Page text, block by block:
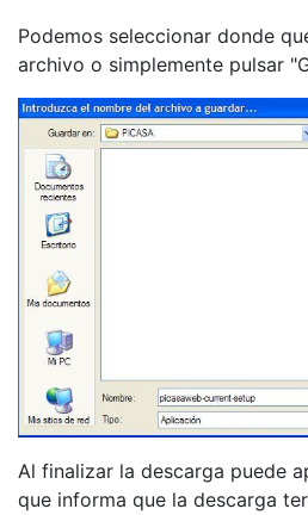
Podemos seleccionar donde
archivo o simplemente pulsar
Al finalizar la descarga puede
que informa que la descarga